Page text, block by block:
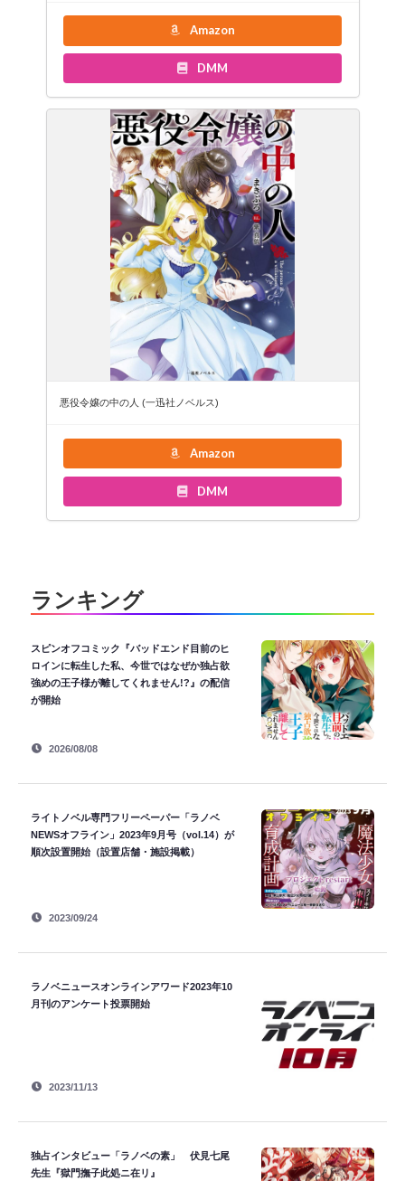
Amazon
DMM
悪役令嬢の中の人 (一迅社ノベルス)
Amazon
DMM
ランキング
スピンオフコミック『バッドエンド目前のヒ
ロインに転生した私、今世ではなぜか独占欲
強めの王子様が離してくれません!?』の配信
が開始
2026/08/08
ライトノベル専門フリーペーパー「ラノベ
NEWSオフライン」2023年9月号（vol.14）が
順次設置開始（設置店舗・施設掲載）
2023/09/24
ラノベニュースオンラインアワード2023年10
月刊のアンケート投票開始
2023/11/13
独占インタビュー「ラノベの素」 伏見七尾
先生『獄門撫子此処ニ在リ』